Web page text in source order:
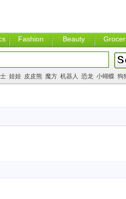
Fashion Beauty
娃娃 皮皮熊 魔方 机器人 恐龙 小蝴蝶 狗